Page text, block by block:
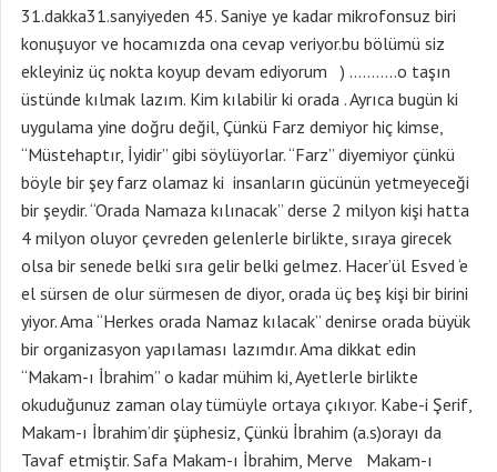
31.dakka31.sanyiyeden 45. Saniye ye kadar mikrofonsuz biri
konuşuyor ve hocamızda ona cevap veriyor.bu bölümü siz
ekleyiniz üç nokta koyup devam ediyorum ) ………..o taşın
üstünde kılmak lazım. Kim kılabilir ki orada . Ayrıca bugün ki
uygulama yine doğru değil, Çünkü Farz demiyor hiç kimse,
“Müstehaptır, İyidir” gibi söylüyorlar. “Farz” diyemiyor çünkü
böyle bir şey farz olamaz ki insanların gücünün yetmeyeceği
bir şeydir. “Orada Namaza kılınacak” derse 2 milyon kişi hatta
4 milyon oluyor çevreden gelenlerle birlikte, sıraya girecek
olsa bir senede belki sıra gelir belki gelmez. Hacer’ül Esved ‘e
el sürsen de olur sürmesen de diyor, orada üç beş kişi bir birini
yiyor. Ama “Herkes orada Namaz kılacak” denirse orada büyük
bir organizasyon yapılaması lazımdır. Ama dikkat edin
“Makam-ı İbrahim” o kadar mühim ki, Ayetlerle birlikte
okuduğunuz zaman olay tümüyle ortaya çıkıyor. Kabe-i Şerif,
Makam-ı İbrahim’dir şüphesiz, Çünkü İbrahim (a.s)orayı da
Tavaf etmiştir. Safa Makam-ı İbrahim, Merve Makam-ı